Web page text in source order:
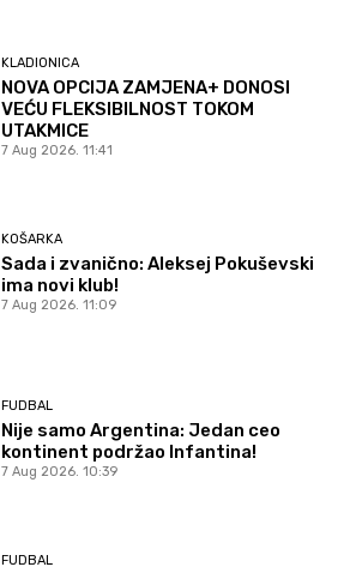
KLADIONICA
NOVA OPCIJA ZAMJENA+ DONOSI
VEĆU FLEKSIBILNOST TOKOM
UTAKMICE
7 Aug 2026. 11:41
KOŠARKA
Sada i zvanično: Aleksej Pokuševski
ima novi klub!
7 Aug 2026. 11:09
FUDBAL
Nije samo Argentina: Jedan ceo
kontinent podržao Infantina!
7 Aug 2026. 10:39
FUDBAL